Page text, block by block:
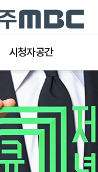
시청자공간
공지사항 및 새소식
시청자 의견
시청자위원회
고충처리인
클린센터
편성규약